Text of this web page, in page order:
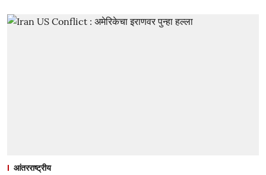
आंतरराष्ट्रीय